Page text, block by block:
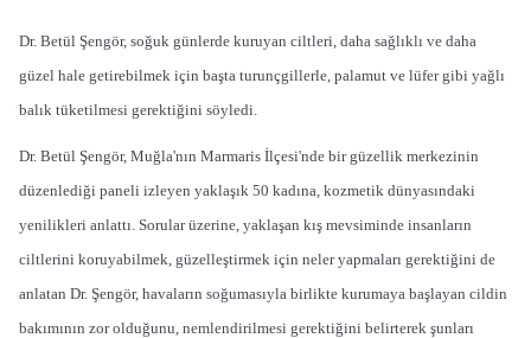
Dr. Betül Şengör, soğuk günlerde kuruyan ciltleri, daha sağlıklı ve daha
güzel hale getirebilmek için başta turunçgillerle, palamut ve lüfer gibi yağlı
balık tüketilmesi gerektiğini söyledi.
Dr. Betül Şengör, Muğla'nın Marmaris İlçesi'nde bir güzellik merkezinin
düzenlediği paneli izleyen yaklaşık 50 kadına, kozmetik dünyasındaki
yenilikleri anlattı. Sorular üzerine, yaklaşan kış mevsiminde insanların
ciltlerini koruyabilmek, güzelleştirmek için neler yapmaları gerektiğini de
anlatan Dr. Şengör, havaların soğumasıyla birlikte kurumaya başlayan cildin
bakımının zor olduğunu, nemlendirilmesi gerektiğini belirterek şunları